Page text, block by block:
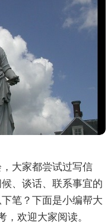
大家都尝试过写信
、谈话、联系事宜的
笔？下面是小编帮大
，欢迎大家阅读。